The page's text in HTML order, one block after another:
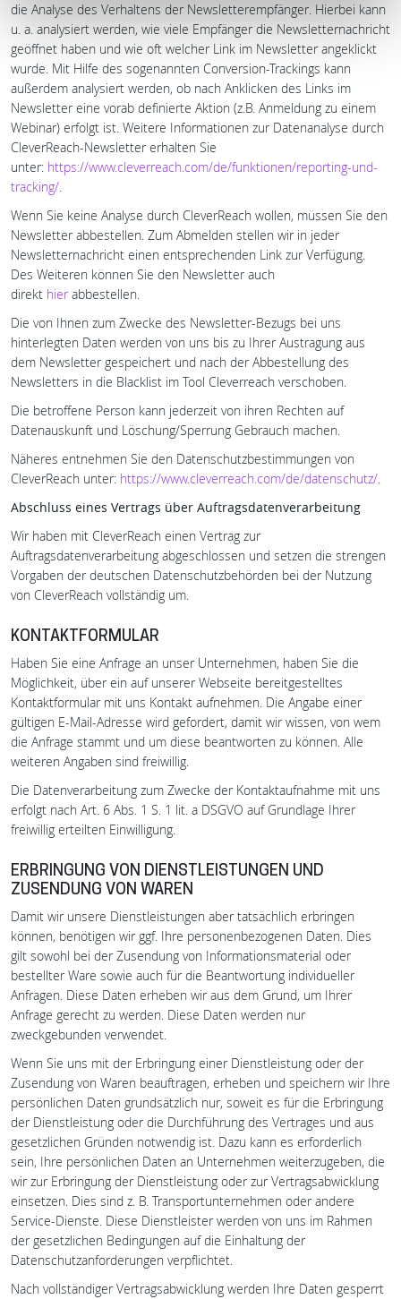
die Analyse des Verhaltens der Newsletterempfänger. Hierbei kann
u. a. analysiert werden, wie viele Empfänger die Newsletternachricht
geöffnet haben und wie oft welcher Link im Newsletter angeklickt
wurde. Mit Hilfe des sogenannten Conversion-Trackings kann
außerdem analysiert werden, ob nach Anklicken des Links im
Newsletter eine vorab definierte Aktion (z.B. Anmeldung zu einem
Webinar) erfolgt ist. Weitere Informationen zur Datenanalyse durch
CleverReach-Newsletter erhalten Sie
unter: https://www.cleverreach.com/de/funktionen/reporting-und-
tracking/.
Wenn Sie keine Analyse durch CleverReach wollen, müssen Sie den
Newsletter abbestellen. Zum Abmelden stellen wir in jeder
Newsletternachricht einen entsprechenden Link zur Verfügung.
Des Weiteren können Sie den Newsletter auch
direkt hier abbestellen.
Die von Ihnen zum Zwecke des Newsletter-Bezugs bei uns
hinterlegten Daten werden von uns bis zu Ihrer Austragung aus
dem Newsletter gespeichert und nach der Abbestellung des
Newsletters in die Blacklist im Tool Cleverreach verschoben.
Die betroffene Person kann jederzeit von ihren Rechten auf
Datenauskunft und Löschung/Sperrung Gebrauch machen.
Näheres entnehmen Sie den Datenschutzbestimmungen von
CleverReach unter: https://www.cleverreach.com/de/datenschutz/.
Abschluss eines Vertrags über Auftragsdatenverarbeitung
Wir haben mit CleverReach einen Vertrag zur
Auftragsdatenverarbeitung abgeschlossen und setzen die strengen
Vorgaben der deutschen Datenschutzbehörden bei der Nutzung
von CleverReach vollständig um.
KONTAKTFORMULAR
Haben Sie eine Anfrage an unser Unternehmen, haben Sie die
Möglichkeit, über ein auf unserer Webseite bereitgestelltes
Kontaktformular mit uns Kontakt aufnehmen. Die Angabe einer
gültigen E-Mail-Adresse wird gefordert, damit wir wissen, von wem
die Anfrage stammt und um diese beantworten zu können. Alle
weiteren Angaben sind freiwillig.
Die Datenverarbeitung zum Zwecke der Kontaktaufnahme mit uns
erfolgt nach Art. 6 Abs. 1 S. 1 lit. a DSGVO auf Grundlage Ihrer
freiwillig erteilten Einwilligung.
ERBRINGUNG VON DIENSTLEISTUNGEN UND
ZUSENDUNG VON WAREN
Damit wir unsere Dienstleistungen aber tatsächlich erbringen
können, benötigen wir ggf. Ihre personenbezogenen Daten. Dies
gilt sowohl bei der Zusendung von Informationsmaterial oder
bestellter Ware sowie auch für die Beantwortung individueller
Anfragen. Diese Daten erheben wir aus dem Grund, um Ihrer
Anfrage gerecht zu werden. Diese Daten werden nur
zweckgebunden verwendet.
Wenn Sie uns mit der Erbringung einer Dienstleistung oder der
Zusendung von Waren beauftragen, erheben und speichern wir Ihre
persönlichen Daten grundsätzlich nur, soweit es für die Erbringung
der Dienstleistung oder die Durchführung des Vertrages und aus
gesetzlichen Gründen notwendig ist. Dazu kann es erforderlich
sein, Ihre persönlichen Daten an Unternehmen weiterzugeben, die
wir zur Erbringung der Dienstleistung oder zur Vertragsabwicklung
einsetzen. Dies sind z. B. Transportunternehmen oder andere
Service-Dienste. Diese Dienstleister werden von uns im Rahmen
der gesetzlichen Bedingungen auf die Einhaltung der
Datenschutzanforderungen verpflichtet.
Nach vollständiger Vertragsabwicklung werden Ihre Daten gesperrt